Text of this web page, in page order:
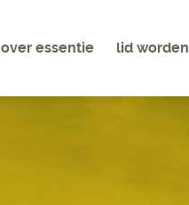
over essentie lid worden